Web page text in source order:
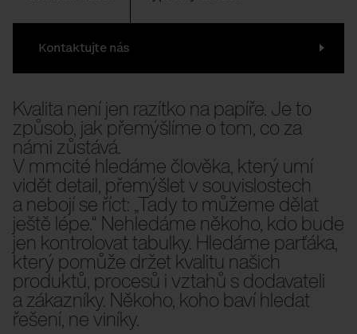
Kontaktujte nás
Kvalita není jen razítko na papíře. Je to
způsob, jak přemýšlíme o tom, co za
námi zůstává.
V mmcité hledáme člověka, který umí
vidět detail, přemýšlet v souvislostech
a nebojí se říct: „Tady to můžeme dělat
ještě lépe.“ Nehledáme někoho, kdo bude
jen kontrolovat tabulky. Hledáme parťáka,
který pomůže držet kvalitu našich
produktů, procesů i vztahů s dodavateli
a zákazníky. Někoho, koho baví hledat
řešení, ne viníky.